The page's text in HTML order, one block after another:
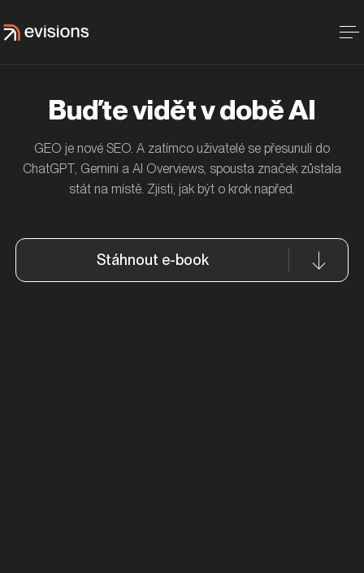
Buďte vidět v době AI
GEO je nové SEO. A zatímco uživatelé se přesunuli do
ChatGPT, Gemini a AI Overviews, spousta značek zůstala
stát na místě. Zjisti, jak být o krok napřed.
Stáhnout e-book